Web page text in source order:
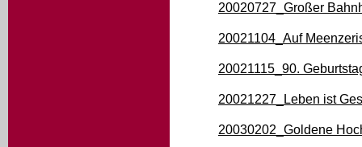
20020727_Großer
20021104_Auf
20021115_90.
20021227_Leben ist
20030202_Goldene